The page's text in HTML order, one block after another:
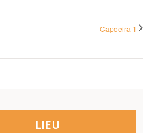
Capoeira 1
LIEU